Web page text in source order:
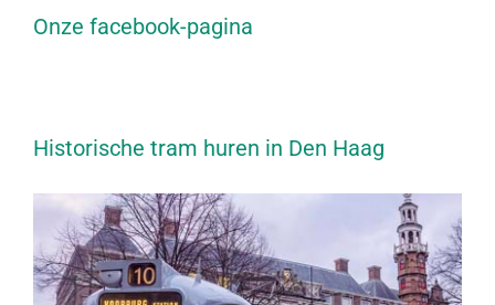
Onze facebook-pagina
Historische tram huren in Den Haag